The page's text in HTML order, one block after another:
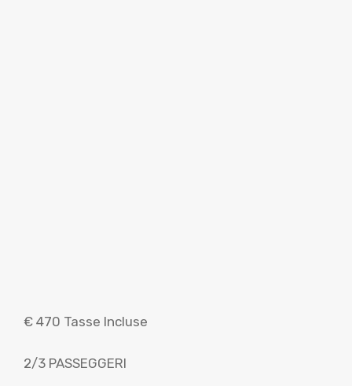
€ 470 Tasse Incluse
2/3 PASSEGGERI